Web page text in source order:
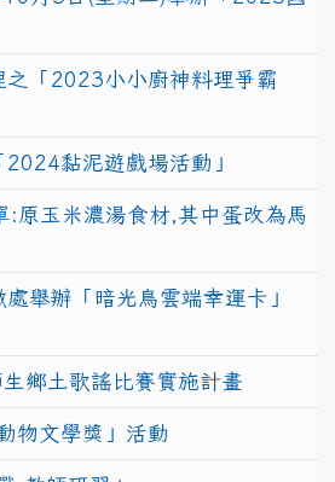
之「2023小小廚神料理爭霸
黏泥遊戲場活動」
原玉米濃湯食材,其中蛋改為馬
舉辦「暗光鳥雲端幸運卡」
鄉土歌謠比賽實施計畫
物文學獎」活動